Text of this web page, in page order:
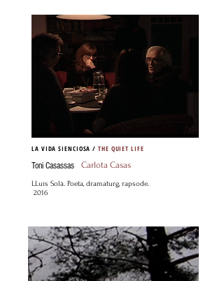
LA VIDA SIENCIOSA /THE QUIET LIFE
Toni Casassas Carlota Casas
LLuís Solà. Poeta, dramaturg, rapsode.
2016